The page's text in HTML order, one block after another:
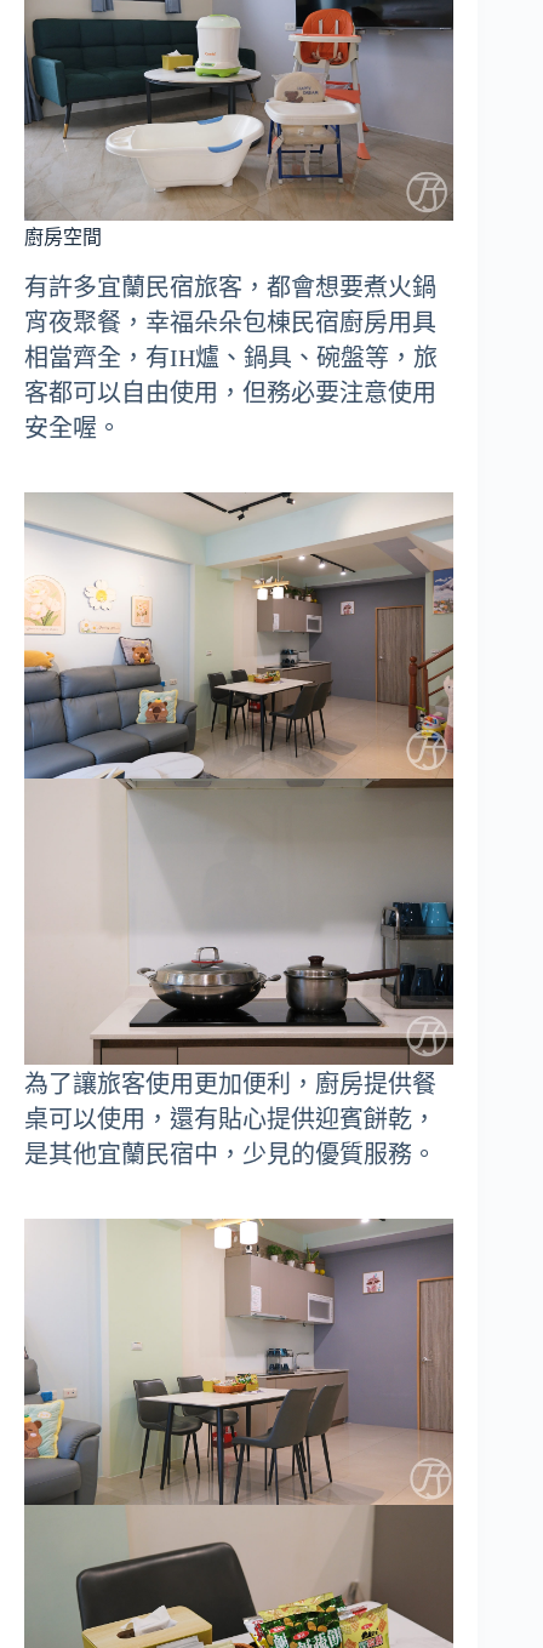
廚房空間
有許多宜蘭民宿旅客，都會想要煮火鍋
宵夜聚餐，幸福朵朵包棟民宿廚房用具
相當齊全，有IH爐、鍋具、碗盤等，旅
客都可以自由使用，但務必要注意使用
安全喔。
為了讓旅客使用更加便利，廚房提供餐
桌可以使用，還有貼心提供迎賓餅乾，
是其他宜蘭民宿中，少見的優質服務。